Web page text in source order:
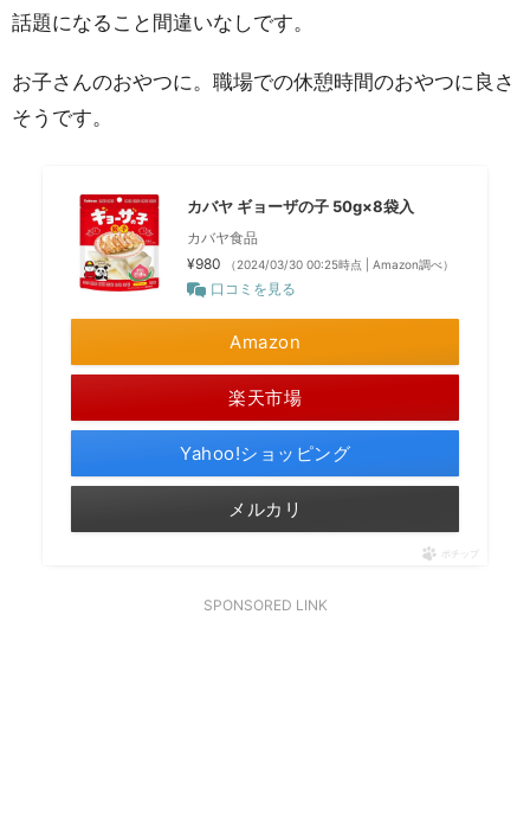
話題になること間違いなしです。
お子さんのおやつに。職場での休憩時間のおやつに良さ
そうです。
カバヤ ギョーザの子 50g×8袋入
カバヤ食品
¥980
（2024/03/30 00:25時点 | Amazon調べ）
口コミを見る
Amazon
楽天市場
Yahoo!ショッピング
メルカリ
ポチップ
SPONSORED LINK